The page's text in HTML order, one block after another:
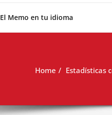
El Memo en tu idioma
Home Estadísticas